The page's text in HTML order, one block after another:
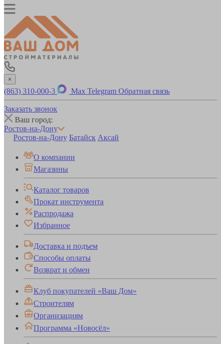
×
(863) 310-000-3 Max Telegram Обратная связь
Заказать звонок
Ваш город:
Ростов-на-Дону
Ростов-на-Дону Батайск Аксай
О компании
Магазины
Каталог товаров
Прокат инструмента
Распродажа
Избранное
Доставка и подъем
Способы оплаты
Возврат и обмен
Клуб покупателей «Ваш Дом»
Строителям
Организациям
Программа «Новосёл»